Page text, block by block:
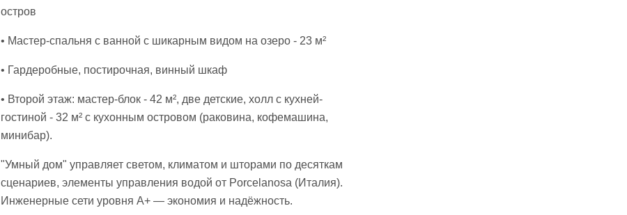
остров
• Мастер-спальня с ванной с шикарным видом на озеро - 23 м²
• Гардеробные, постирочная, винный шкаф
• Второй этаж: мастер-блок - 42 м², две детские, холл с кухней-
гостиной - 32 м² с кухонным островом (раковина, кофемашина,
минибар).
"Умный дом" управляет светом, климатом и шторами по десяткам
сценариев, элементы управления водой от Porcelanosa (Италия).
Инженерные сети уровня A+ — экономия и надёжность.